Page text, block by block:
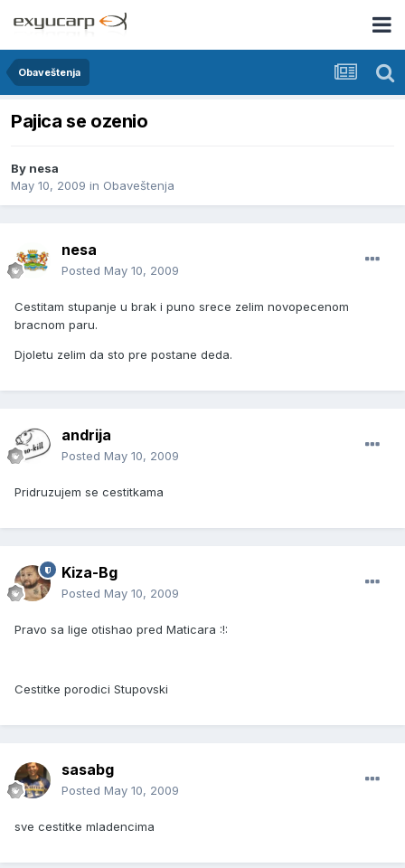
Obaveštenja
Pajica se ozenio
By nesa
May 10, 2009 in Obaveštenja
nesa
Posted May 10, 2009
Cestitam stupanje u brak i puno srece zelim novopecenom
bracnom paru.
Djoletu zelim da sto pre postane deda.
andrija
Posted May 10, 2009
Pridruzujem se cestitkama
Kiza-Bg
Posted May 10, 2009
Pravo sa lige otishao pred Maticara :!:
Cestitke porodici Stupovski
sasabg
Posted May 10, 2009
sve cestitke mladencima